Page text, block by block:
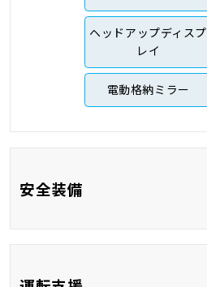
ヘッドアップディスプ
レイ
電動格納ミラー
安全装備